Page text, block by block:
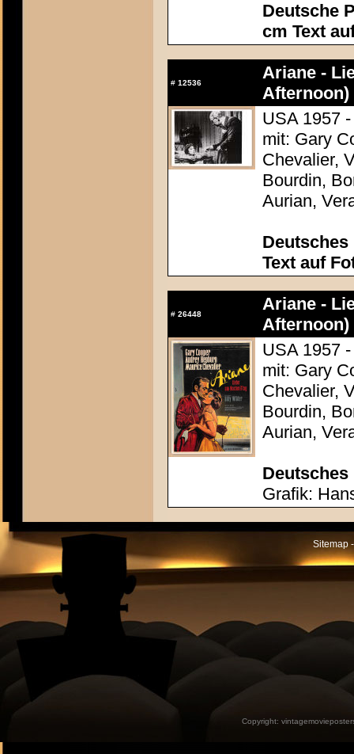
Deutsche
cm Text
# 12536
Ariane -
Afternoon)
USA 1957
mit: Gary
Chevalier,
Bourdin,
Aurian,
Deutsches
Text auf
# 26448
Ariane -
Afternoon)
USA 1957
mit: Gary
Chevalier,
Bourdin,
Aurian,
Deutsches
Grafik:
Sitemap
Copyright: